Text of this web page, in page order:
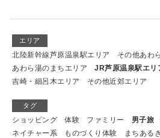
エリア
北陸新幹線芦原温泉駅エリア
その他あわ
あわら湯のまちエリア
JR芦原温泉駅エリ
吉崎・細呂木エリア
その他近郊エリア
タグ
ショッピング 体験 ファミリー 男子旅
ネイチャー系
ものづくり体験 まちあるき